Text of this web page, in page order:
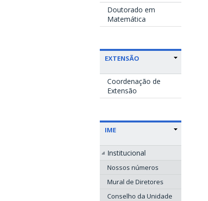
Doutorado em
Matemática
EXTENSÃO
Coordenação de
Extensão
IME
Institucional
Nossos números
Mural de Diretores
Conselho da Unidade